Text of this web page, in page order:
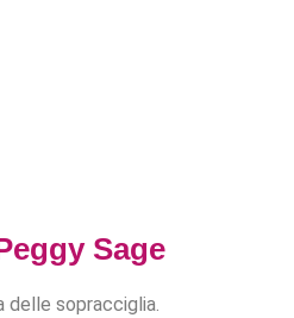
Sage
delle sopracciglia.